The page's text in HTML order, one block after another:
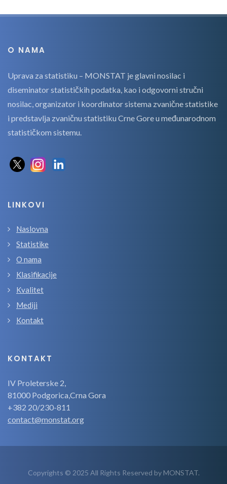
O NAMA
Uprava za statistiku – MONSTAT je glavni nosilac i
diseminator statističkih podatka, kao i odgovorni stručni
nosilac, organizator i koordinator sistema zvanične statistike
i predstavlja zvaničnu statistiku Crne Gore u međunarodnom
statističkom sistemu.
LINKOVI
Naslovna
Statistike
O nama
Klasifikacije
Kvalitet
Mediji
Kontakt
KONTAKT
IV Proleterske 2,
81000 Podgorica,Crna Gora
+382 20/230-811
contact@monstat.org
Copyrights © 2025 All Rights Reserved by MONSTAT.